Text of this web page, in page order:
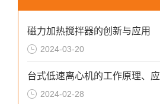
磁力加热搅拌器的创新与应用
2024-03-20
2024-02-28